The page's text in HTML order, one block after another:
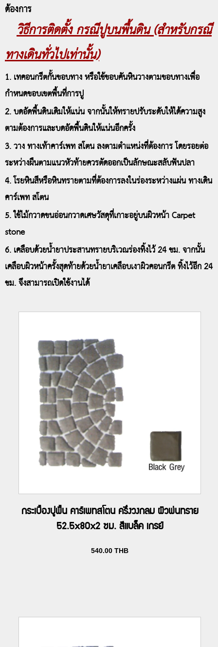
ต้องการ
วิธีการติดตั้ง กรณีปูบนพื้นดิน (สำหรับกรณี
ทางเดินทั่วไปเท่านั้น)
1. เทคอนกรีตกั้นขอบทาง หรือใช้ขอบคันหินวางตามขอบทางเพื่อ
กำหนดขอบเขตพื้นที่การปู
2. บดอัดพื้นดินเดิมให้แน่น จากนั้นให้ทรายปรับระดับให้ได้ความสูง
ตามต้องการและบดอัดพื้นดินให้แน่นอีกครั้ง
3. วาง ทางเท้าคาร์เพท สโตน ลงตามตำแหน่งที่ต้องการ โดยรอยต่อ
ระหว่างผืนตามแนวหัวท้ายควรตัดออกเป็นลักษณะสลับฟันปลา
4. โรยหินสีหรือหินทรายตามที่ต้องการลงในร่องระหว่างแผ่น ทางเดิน
คาร์เพท สโตน
5. ใช้ไม้กวาดขนอ่อนกวาดเศษวัสดุที่เกาะอยู่บนผิวหน้า Carpet
stone
6. เคลือบด้วยน้ำยาประสานทรายบริเวณร่องทิ้งไว้ 24 ชม. จากนั้น
เคลือบผิวหน้าครั้งสุดท้ายด้วยน้ำยาเคลือบเงาผิวคอนกรีต ทิ้งไว้อีก 24
ชม. จึงสามารถเปิดใช้งานได้
กระเบื้องปูพื้น คาร์เพทสโตน ครึ่งวงกลม ผิวพ่นทราย
52.5x80x2 ซม. สีแบล็ค เกรย์
540.00 THB